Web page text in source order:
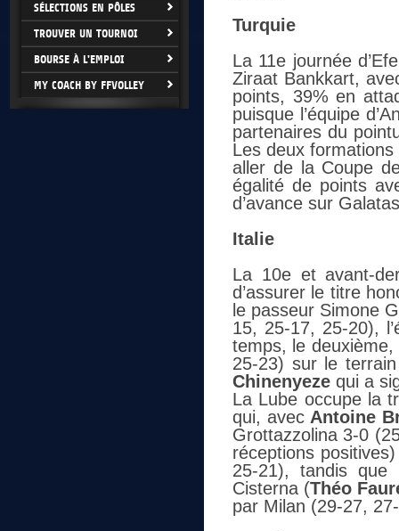
SÉLECTIONS EN PÔLES
TROUVER UN TOURNOI
BOURSE À L'EMPLOI
MY COACH BY FFVOLLEY
Turquie
La 11e journée
Ziraat Bankkart,
points, 39% en
puisque l’équipe
partenaires du
Les deux
aller de la Coupe
égalité de points
d’avance sur
Italie
La 10e et avant-
d’assurer le titre
le passeur Simone
15, 25-17, 25-20),
temps, le
25-23) sur le
Chinenyeze qui a
La Lube occupe la
qui, avec Antoine
Grottazzolina 3-0
réceptions
25-21), tandis
Cisterna (Théo
par Milan (29-27,